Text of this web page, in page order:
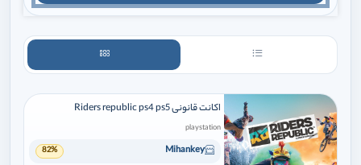
اکانت قانونی Riders republic ps4 ps5
playstation
Mihankey
82%